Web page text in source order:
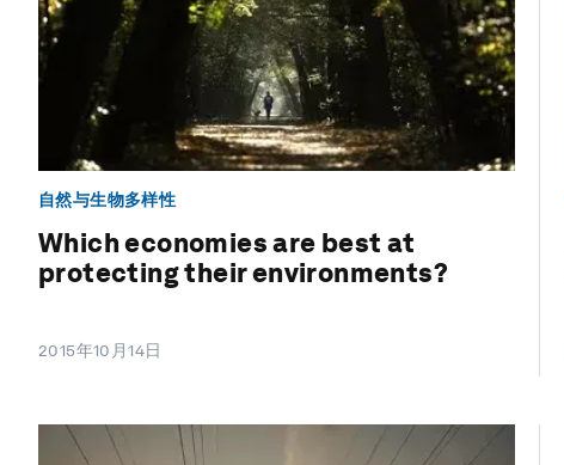
自然与生物多样性
Which economies are best at
protecting their environments?
2015年10月14日